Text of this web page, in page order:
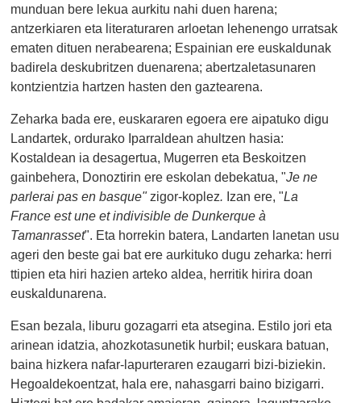
munduan bere lekua aurkitu nahi duen harena;
antzerkiaren eta literaturaren arloetan lehenengo urratsak
ematen dituen nerabearena; Espainian ere euskaldunak
badirela deskubritzen duenarena; abertzaletasunaren
kontzientzia hartzen hasten den gaztearena.
Zeharka bada ere, euskararen egoera ere aipatuko digu
Landartek, ordurako Iparraldean ahultzen hasia:
Kostaldean ia desagertua, Mugerren eta Beskoitzen
gainbehera, Donoztirin ere eskolan debekatua, "Je ne
parlerai pas en basque"zigor-koplez. Izan ere, "La
France est une et indivisible de Dunkerque à
Tamanrasset". Eta horrekin batera, Landarten lanetan usu
ageri den beste gai bat ere aurkituko dugu zeharka: herri
ttipien eta hiri hazien arteko aldea, herritik hirira doan
euskaldunarena.
Esan bezala, liburu gozagarri eta atsegina. Estilo jori eta
arinean idatzia, ahozkotasunetik hurbil; euskara batuan,
baina hizkera nafar-lapurteraren ezaugarri bizi-biziekin.
Hegoaldekoentzat, hala ere, nahasgarri baino bizigarri.